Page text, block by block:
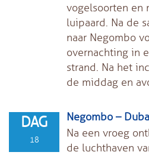
vogelsoorten en
luipaard. Na de
naar Negombo
overnachting in
strand. Na het
de middag en
DAG
18
Negombo –
Na een vroeg
de luchthaven